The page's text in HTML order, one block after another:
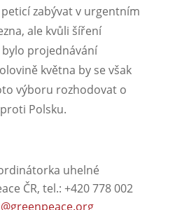
zabývat v urgentním
ale kvůli šíření
projednávání
května by se však
výboru rozhodovat o
Polsku.
uhelné
ČR, tel.: +420 778 002